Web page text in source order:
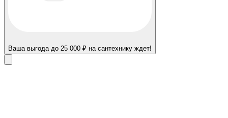
Ваша выгода до 25 000 ₽ на сантехнику ждет!